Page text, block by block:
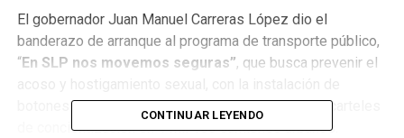
El gobernador Juan Manuel Carreras López dio el
banderazo de arranque al programa de transporte público,
“En SLP nos movemos seguras”, que busca prevenir el
botones de pánico, cámaras de video vigilancia y carteles
de concientización en 1 mil 100 camiones urbanos.
CONTINUAR LEYENDO